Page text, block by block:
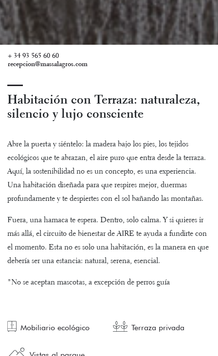
+ 34 93 565 60 60
recepcion@massalagros.com
Habitación con Terraza: naturaleza,
silencio y lujo consciente
Abre la puerta y siéntelo: la madera bajo los pies, los tejidos
ecológicos que te abrazan, el aire puro que entra desde la terraza.
Aquí, la sostenibilidad no es un concepto, es una experiencia.
Una habitación diseñada para que respires mejor, duermas
profundamente y te despiertes con el sol bañando las montañas.
Fuera, una hamaca te espera. Dentro, solo calma. Y si quieres ir
más allá, el circuito de bienestar de AIRE te ayuda a fundirte con
el momento. Esta no es solo una habitación, es la manera en que
debería ser una estancia: natural, serena, esencial.
*No se aceptan mascotas, a excepción de perros guía
Mobiliario ecológico Terraza privada
Vistas al parque